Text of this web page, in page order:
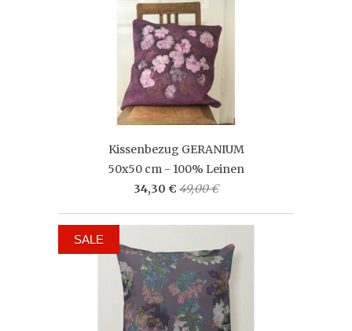
Kissenbezug GERANIUM
50x50 cm - 100% Leinen
34,30 € 49,00 €
SALE